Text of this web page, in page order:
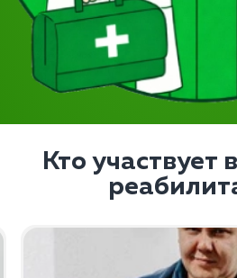
Кто участвует